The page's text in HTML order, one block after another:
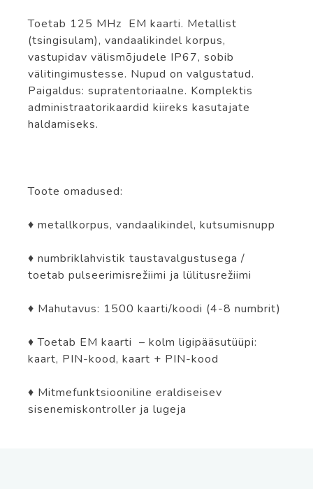
Toetab 125 MHz EM kaarti. Metallist
(tsingisulam), vandaalikindel korpus,
vastupidav välismõjudele IP67, sobib
välitingimustesse. Nupud on valgustatud.
Paigaldus: supratentoriaalne. Komplektis
administraatorikaardid kiireks kasutajate
haldamiseks.
Toote omadused:
♦ metallkorpus, vandaalikindel, kutsumisnupp
♦ numbriklahvistik taustavalgustusega /
toetab pulseerimisrežiimi ja lülitusrežiimi
♦ Mahutavus: 1500 kaarti/koodi (4-8 numbrit)
♦ Toetab EM kaarti – kolm ligipääsutüüpi:
kaart, PIN-kood, kaart + PIN-kood
♦ Mitmefunktsiooniline eraldiseisev
sisenemiskontroller ja lugeja